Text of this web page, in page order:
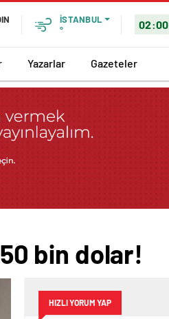
İSTANBUL
°
02:00
Yazarlar Gazeteler
50 bin dolar!
HIZLI YORUM YAP